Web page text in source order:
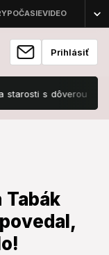
Prihlásiť
s dôverou
Tabák
opäť
by